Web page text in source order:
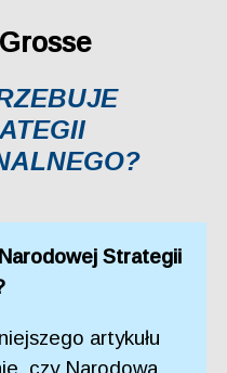
Strategii
artykułu
czy Narodowa